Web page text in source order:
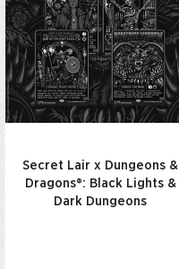
Secret Lair x Dungeons &
Dragons®: Black Lights &
Dark Dungeons